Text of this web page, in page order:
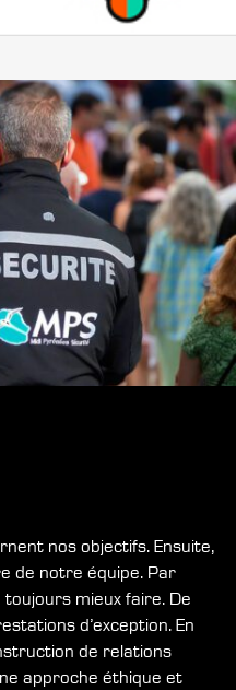
nos objectifs. Ensuite,
de notre équipe. Par
mieux faire. De
d’exception. En
de relations
approche éthique et